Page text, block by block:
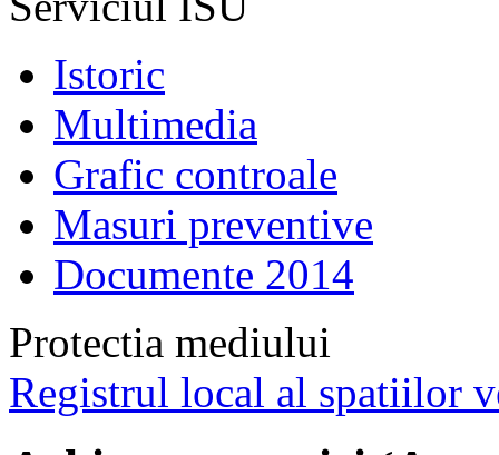
Istoric
Multimedia
Grafic controale
Masuri preventive
Documente 2014
Protectia mediului
Registrul local al spatiilor